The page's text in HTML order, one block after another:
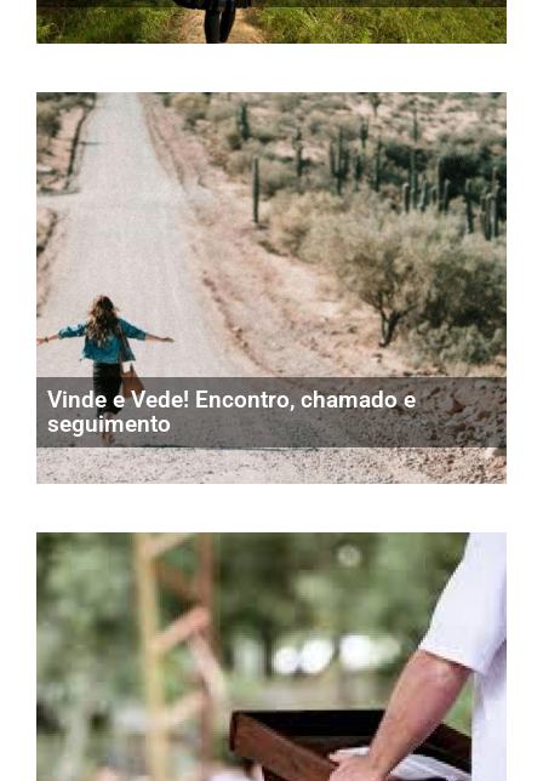
Vinde e Vede! Encontro, chamado e
seguimento